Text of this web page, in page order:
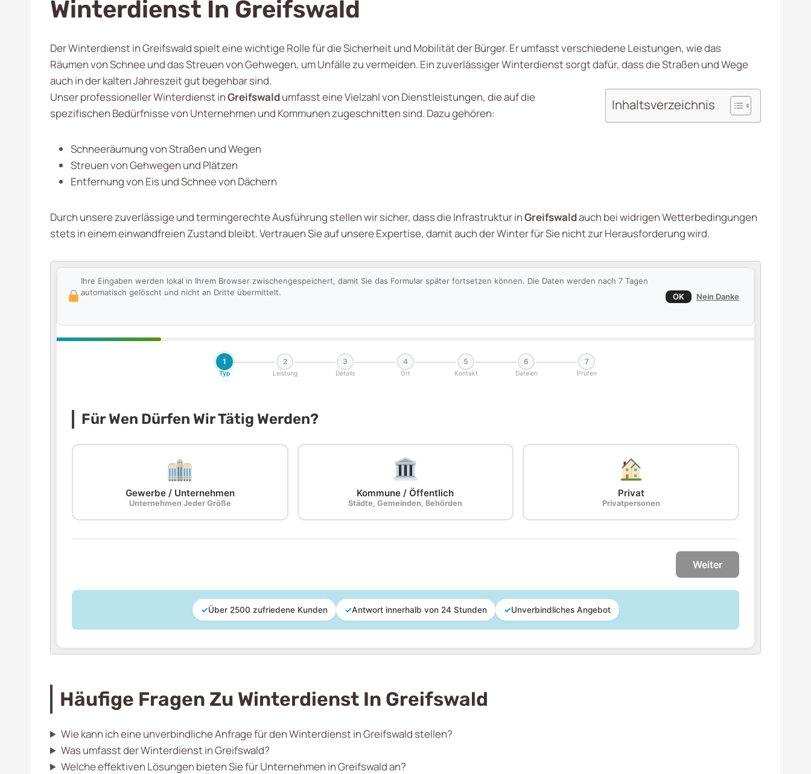
Winterdienst In Greifswald
Der Winterdienst in Greifswald spielt eine wichtige Rolle für die Sicherheit und Mobilität der Bürger. Er umfasst verschiedene Leistungen, wie das
Räumen von Schnee und das Streuen von Gehwegen, um Unfälle zu vermeiden. Ein zuverlässiger Winterdienst sorgt dafür, dass die Straßen und Wege
auch in der kalten Jahreszeit gut begehbar sind.
Inhaltsverzeichnis
Unser professioneller Winterdienst inGreifswaldumfasst eine Vielzahl von Dienstleistungen, die auf die
spezifischen Bedürfnisse von Unternehmen und Kommunen zugeschnitten sind. Dazu gehören:
Schneeräumung von Straßen und Wegen
Streuen von Gehwegen und Plätzen
Entfernung von Eis und Schnee von Dächern
Durch unsere zuverlässige und termingerechte Ausführung stellen wir sicher, dass die Infrastruktur inGreifswaldauch bei widrigen Wetterbedingungen
stets in einem einwandfreien Zustand bleibt. Vertrauen Sie auf unsere Expertise, damit auch der Winter für Sie nicht zur Herausforderung wird.
Ihre Eingaben werden lokal in Ihrem Browser zwischengespeichert, damit Sie das Formular später fortsetzen können. Die Daten werden nach 7 Tagen
automatisch gelöscht und nicht an Dritte übermittelt.
OK Nein Danke
1
Typ
2
Leistung
3
Details
4
Ort
5
Kontakt
6
Dateien
7
Prüfen
Für Wen Dürfen Wir Tätig Werden?
Gewerbe / Unternehmen
Unternehmen Jeder Größe
Kommune / Öffentlich
Städte, Gemeinden, Behörden
Privat
Privatpersonen
Weiter
✓Über 2500 zufriedene Kunden ✓Antwort innerhalb von 24 Stunden ✓Unverbindliches Angebot
Häufige Fragen Zu Winterdienst In Greifswald
Wie kann ich eine unverbindliche Anfrage für den Winterdienst in Greifswald stellen?
Was umfasst der Winterdienst in Greifswald?
Welche effektiven Lösungen bieten Sie für Unternehmen in Greifswald an?